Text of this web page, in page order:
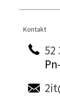
Kontakt
Kontakt
52